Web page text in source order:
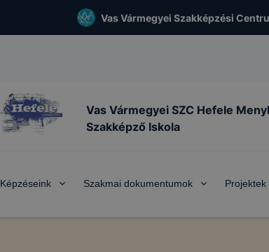
Vas Vármegyei Szakképzési
Vas Vármegyei SZC Hefele
Szakképző Iskola
Képzéseink Szakmai dokumentumok Projektek